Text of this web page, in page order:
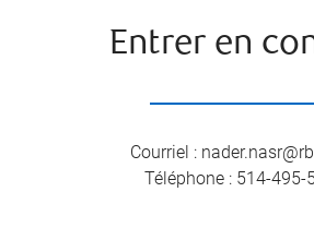
Entrer en
Courriel :
Téléphone : 514-495-